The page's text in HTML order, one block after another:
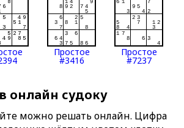
Простое
#3416
Простое
#7237
онлайн судоку
можно решать онлайн. Цифра